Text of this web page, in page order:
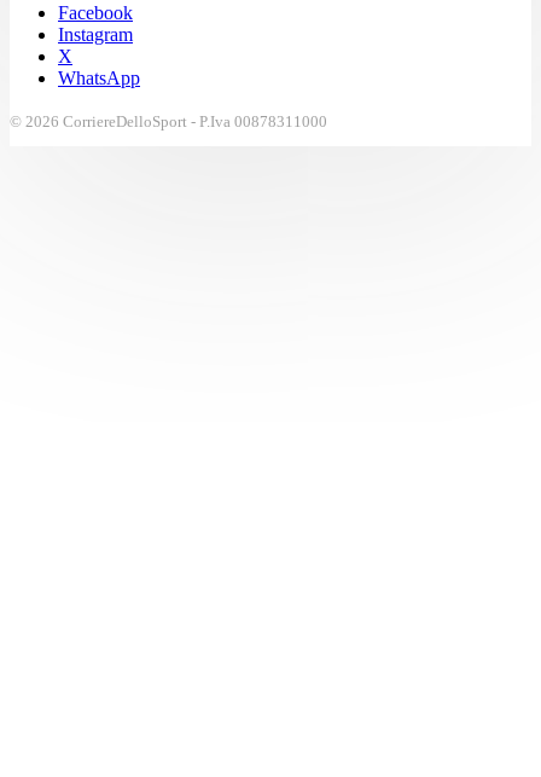
Facebook
Instagram
X
WhatsApp
© 2026 CorriereDelloSport - P.Iva 00878311000